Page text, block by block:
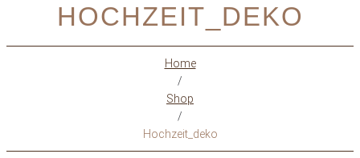
HOCHZEIT_DEKO
Home
/
Shop
/
Hochzeit_deko